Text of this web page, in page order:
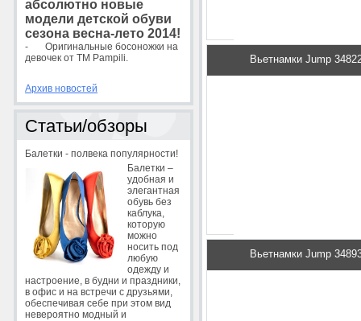
абсолютно новые
модели детской обуви
сезона весна-лето 2014!
- Оригинальные босоножки на
девочек от ТМ Pampili.
Архив новостей
Статьи/обзоры
Балетки - полвека популярности!
Балетки –
удобная и
элегантная
обувь без
каблука,
которую
можно
носить под
любую
одежду и
настроение, в будни и праздники,
в офис и на встречи с друзьями,
обеспечивая себе при этом вид
невероятно модный и
Вьетнамки Jump
Вьетнамки Jump